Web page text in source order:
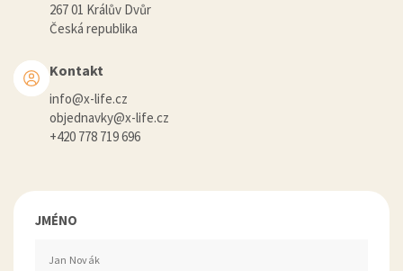
267 01 Králův Dvůr
Česká republika
Kontakt
info@x-life.cz
objednavky@x-life.cz
+420 778 719 696
JMÉNO